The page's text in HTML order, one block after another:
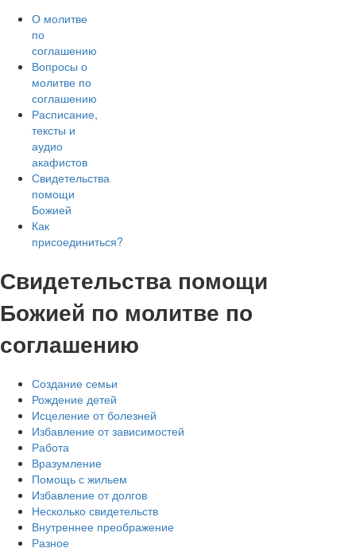
О молитве
по
соглашению
Вопросы о
молитве по
соглашению
Расписание,
тексты и
аудио
акафистов
Свидетельства
помощи
Божией
Как
присоединиться?
Свидетельства помощи
Божией по молитве по
соглашению
Создание семьи
Рождение детей
Исцеление от болезней
Избавление от зависимостей
Работа
Вразумление
Помощь с жильем
Избавление от долгов
Несколько свидетельств
Внутреннее преображение
Разное